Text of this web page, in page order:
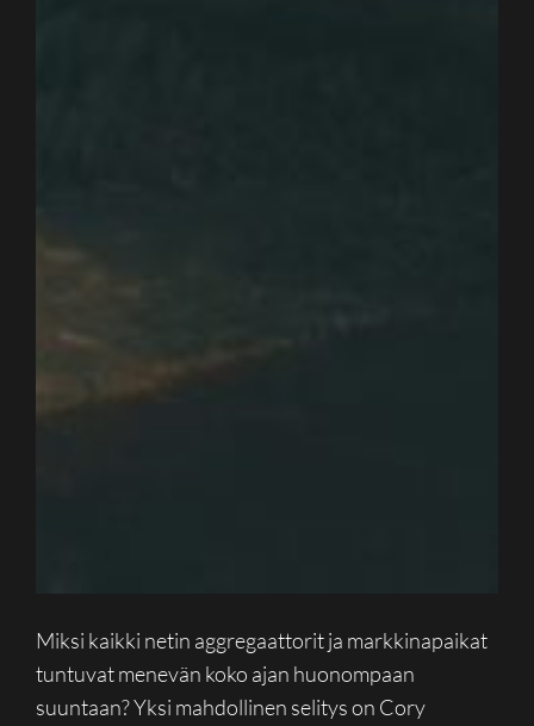
Miksi kaikki netin aggregaattorit ja markkinapaikat
tuntuvat menevän koko ajan huonompaan
suuntaan? Yksi mahdollinen selitys on Cory